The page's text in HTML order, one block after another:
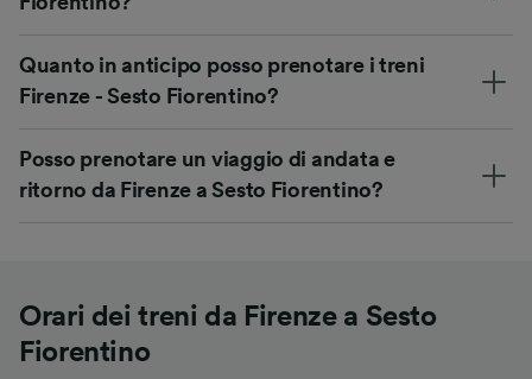
Quanto in anticipo posso prenotare i treni
Firenze - Sesto Fiorentino?
Posso prenotare un viaggio di andata e
ritorno da Firenze a Sesto Fiorentino?
Orari dei treni da Firenze a Sesto
Fiorentino